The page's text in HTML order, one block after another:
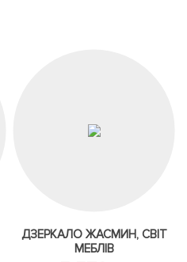
ДЗЕРКАЛО ЖАСМИН, СВІТ
МЕБЛІВ